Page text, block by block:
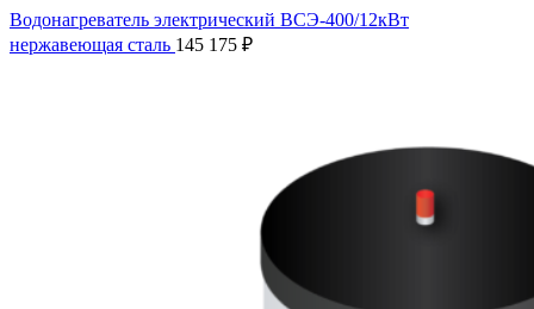
Водонагреватель электрический ВСЭ-400/12кВт
нержавеющая сталь 145 175 ₽